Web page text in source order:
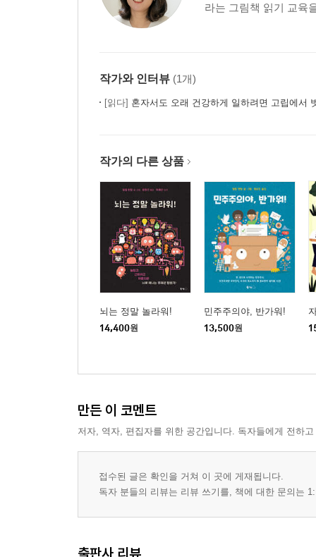
슬픔과 절망이 너를 사로잡기 전에
신기 이전에 신비
하늘나라가 있다면 이런 곳일까
이렇게 다른 당신과 내가 만나
바로 그 자리에서 새롭게 시작하면 돼
너의 책장이 나의 책장을 넘어서는 순간
설렁설렁 오래오래
짧다고 쉬운 건 아닌데
읽고 묻고 답하고 자란다
아이가 미운 밤에는
좋은 어른이 되고 싶어
이야기에 깃든 사랑
아이와 꾸준히 책을 읽기 위해 필요한 것
어떤 그림책을 읽으면 좋을까
라는 그림책 읽기 교육
작가와 인터뷰 (1개)
[읽다] 혼자서도 오래 건강하게 일하려면 고립에서 벗
작가의 다른 상품
뇌는 정말 놀라워!
14,400원
민주주의야, 반가워!
13,500원
만든 이 코멘트
저자, 역자, 편집자를 위한 공간입니다. 독자들에게 전하
접수된 글은 확인을 거쳐 이 곳에 게재됩니다.
독자 분들의 리뷰는 리뷰 쓰기를, 책에 대한 문의는
출판사 리뷰